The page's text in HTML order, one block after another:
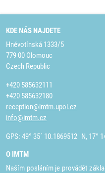
KDE NÁS NAJDETE
Hněvotínská 1333/5
779 00 Olomouc
Czech Republic
+420 585632111
+420 585632180
reception@imtm.upol.cz
info@imtm.cz
GPS: 49° 35´ 10.1869512" N, 17°
O IMTM
Naším posláním je provádět